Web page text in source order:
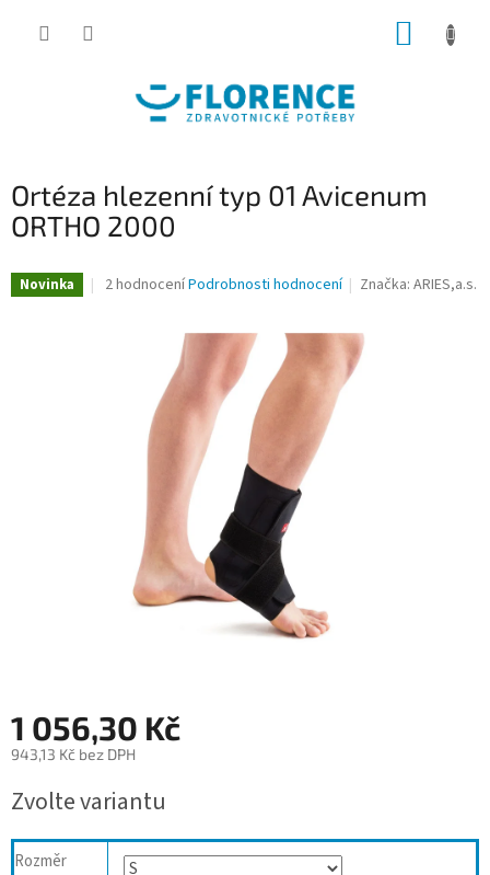
Ortéza hlezenní typ 01 Avicenum
ORTHO 2000
Novinka
Průměrné
hvězdiček.
2 hodnoceníPodrobnosti hodnocení Značka:ARIES,a.s.
1 056,30 Kč
943,13 Kč bez DPH
cena:
Zvolte variantu
Rozměr